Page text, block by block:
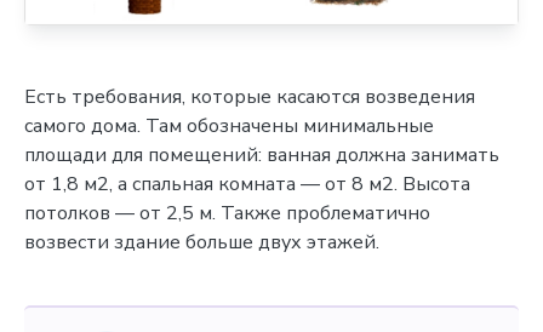
Есть требования, которые касаются возведения
самого дома. Там обозначены минимальные
площади для помещений: ванная должна занимать
от 1,8 м2, а спальная комната — от 8 м2. Высота
потолков — от 2,5 м. Также проблематично
возвести здание больше двух этажей.